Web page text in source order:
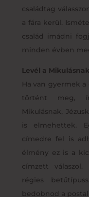
családtag
a fára kerül.
család imádni
minden évben
Levél a
Ha van gyermek
történt meg,
Mikulásnak,
is elmehettek.
címedre fel is
élmény ez is a
címzett
régies
bedobnod a